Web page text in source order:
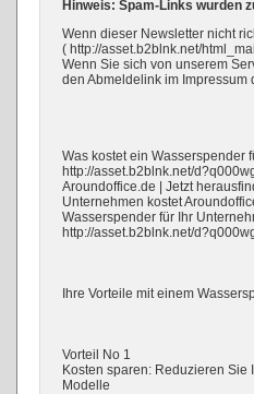
Hinweis: Spam-Links wurden
Wenn dieser Newsletter nicht
( http://asset.b2blnk.net/
Wenn Sie sich von unserem
den Abmeldelink im Impressum
Was kostet ein Wasserspender
http://asset.b2blnk.net/
Aroundoffice.de | Jetzt
Unternehmen kostet
Wasserspender für Ihr
http://asset.b2blnk.net/
Ihre Vorteile mit einem
Vorteil No 1
Kosten sparen: Reduzieren
Modelle